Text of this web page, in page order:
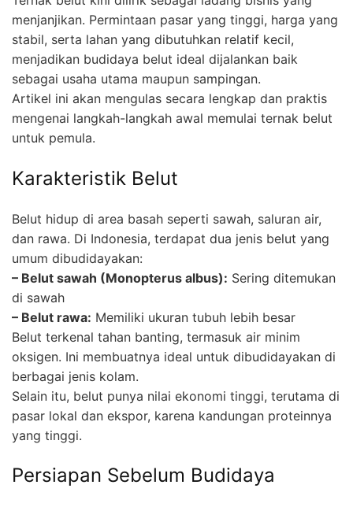
menjanjikan. Permintaan pasar yang tinggi, harga yang
stabil, serta lahan yang dibutuhkan relatif kecil,
menjadikan budidaya belut ideal dijalankan baik
sebagai usaha utama maupun sampingan.
Artikel ini akan mengulas secara lengkap dan praktis
mengenai langkah-langkah awal memulai ternak belut
untuk pemula.
Karakteristik Belut
Belut hidup di area basah seperti sawah, saluran air,
dan rawa. Di Indonesia, terdapat dua jenis belut yang
umum dibudidayakan:
– Belut sawah (Monopterus albus): Sering ditemukan
di sawah
– Belut rawa: Memiliki ukuran tubuh lebih besar
Belut terkenal tahan banting, termasuk air minim
oksigen. Ini membuatnya ideal untuk dibudidayakan di
berbagai jenis kolam.
Selain itu, belut punya nilai ekonomi tinggi, terutama di
pasar lokal dan ekspor, karena kandungan proteinnya
yang tinggi.
Persiapan Sebelum Budidaya